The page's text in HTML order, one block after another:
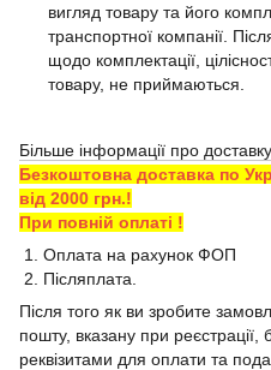
вигляд товару та його
транспортної компанії.
щодо комплектації,
товару, не приймаються.
Більше інформації про доставку
Безкоштовна доставка по
від 2000 грн.!
При повній оплаті !
1. Оплата на рахунок ФОП
2. Післяплата.
Після того як ви зробите
пошту, вказану при реєстрації,
реквізитами для оплати та